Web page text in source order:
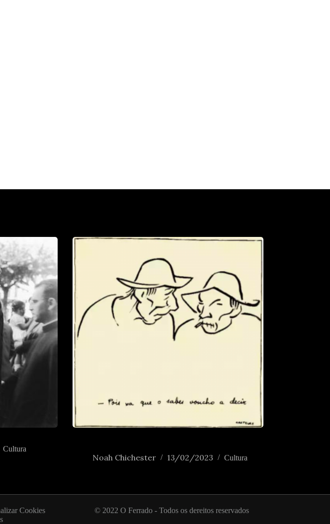
Cultura
Noah Chichester 13/02/2023 Cultura
Cookies
© 2022 O Ferrado - Todos os dereitos reservados